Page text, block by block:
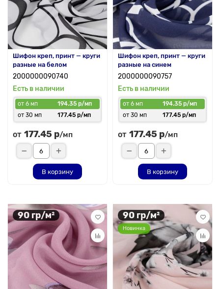
Шифон креп, принт — круги
разные на белом
2000000090740
Есть в наличии
от 6 мп
194.35 р/мп
от 30 мп
177.45 р/мп
от 177.45 р/мп
В корзину
Шифон креп, принт — круги
разные на синем
2000000090757
Есть в наличии
от 6 мп
194.35 р/мп
от 30 мп
177.45 р/мп
от 177.45 р/мп
В корзину
90 гр/м² 90 гр/м²
Новинка